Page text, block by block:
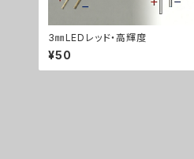
3㎜LEDレッド・高輝度
¥50